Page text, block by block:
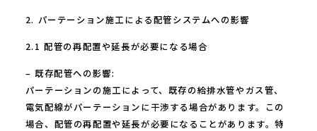
2. パーテーション施工による配管システムへの影響
2.1 配管の再配置や延長が必要になる場合
– 既存配管への影響:
パーテーションの施工によって、既存の給排水管やガス管、
電気配線がパーテーションに干渉する場合があります。この
場合、配管の再配置や延長が必要になることがあります。特